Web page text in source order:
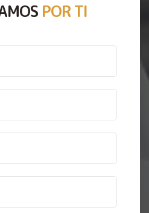
POR TI